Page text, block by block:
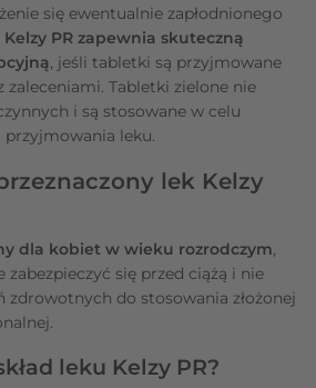
się ewentualnie zapłodnionego
Kelzy PR zapewnia skuteczną
, jeśli tabletki są przyjmowane
zaleceniami. Tabletki zielone nie
i są stosowane w celu
przyjmowania leku.
lek Kelzy
dla kobiet w wieku rozrodczym,
się przed ciążą i nie
zdrowotnych do stosowania złożonej
leku Kelzy PR?